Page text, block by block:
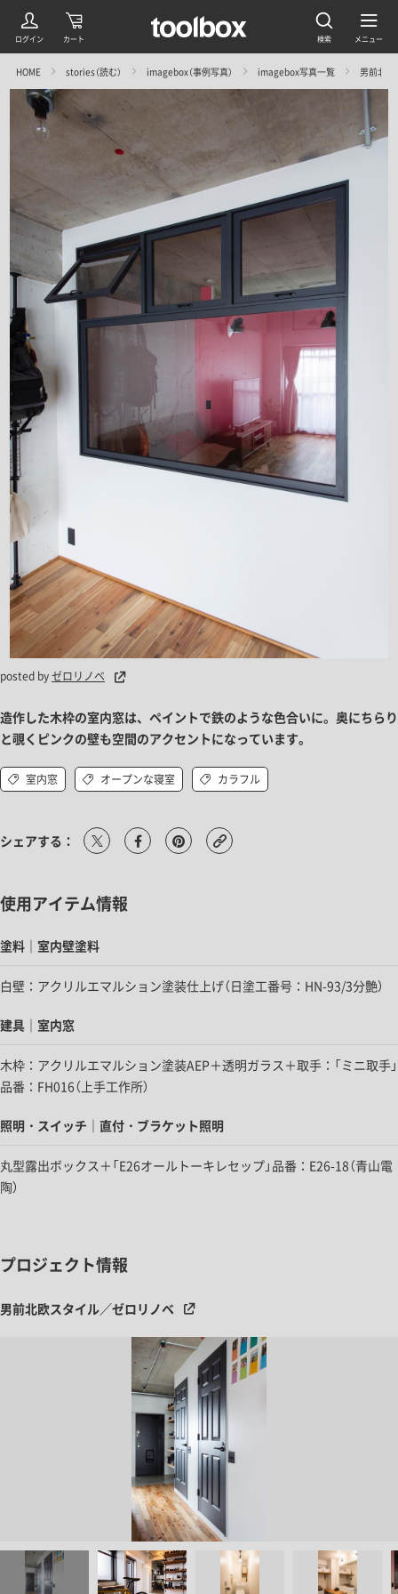
HOME stories（読む） imagebox（事例写真） imagebox写真一覧 男前北
posted byゼロリノベ
造作した木枠の室内窓は、ペイントで鉄のような色合いに。奥にちらり
と覗くピンクの壁も空間のアクセントになっています。
室内窓 オープンな寝室 カラフル
シェアする：
使用アイテム情報
塗料｜室内壁塗料
白壁：アクリルエマルション塗装仕上げ（日塗工番号：HN-93/3分艶）
建具｜室内窓
木枠：アクリルエマルション塗装AEP＋透明ガラス＋取手：「ミニ取手」
品番：FH016（上手工作所）
照明・スイッチ｜直付・ブラケット照明
丸型露出ボックス＋「E26オールトーキレセップ」品番：E26-18（青山電
陶）
プロジェクト情報
男前北欧スタイル／ゼロリノベ